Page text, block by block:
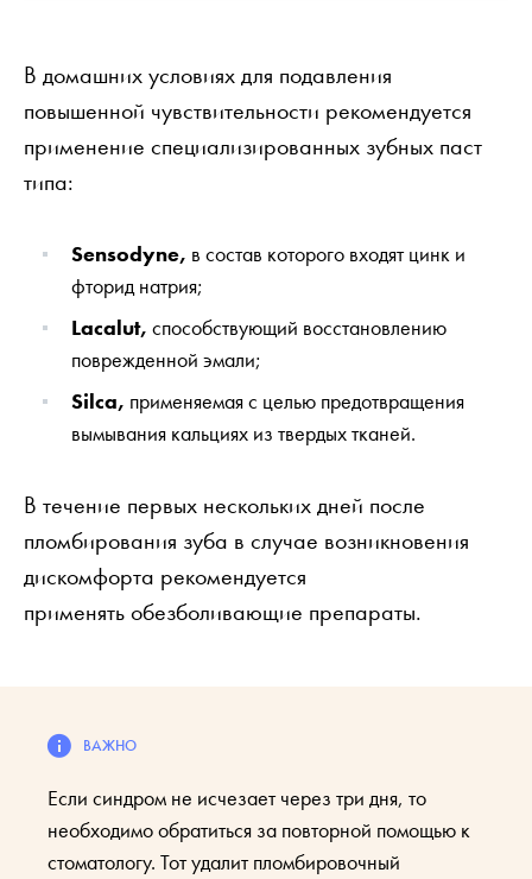
В домашних условиях для подавления
повышенной чувствительности рекомендуется
применение специализированных зубных паст
типа:
Sensodyne, в состав которого входят цинк и
фторид натрия;
Lacalut, способствующий восстановлению
поврежденной эмали;
Silca, применяемая с целью предотвращения
вымывания кальциях из твердых тканей.
В течение первых нескольких дней после
пломбирования зуба в случае возникновения
дискомфорта рекомендуется
применять обезболивающие препараты.
Если синдром не исчезает через три дня, то
необходимо обратиться за повторной помощью к
стоматологу. Тот удалит пломбировочный